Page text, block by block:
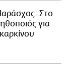
Στο
για